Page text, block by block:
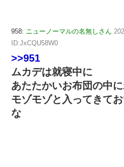
958: ニューノーマルの名無しさん
ID:JxCQU58W0
>>951
ムカデは就寝中に
あたたかいお布団の中
モゾモゾと入ってきて
な